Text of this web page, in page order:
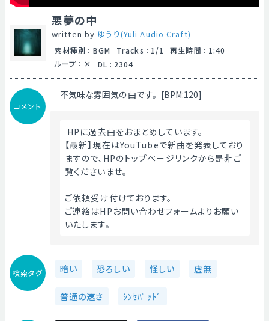
悪夢の中
written by ゆうり(Yuli Audio Craft)
素材種別 ： BGM Tracks ： 1/1 再生時間 ： 1:40
ループ ： DL ： 2304
コメント
不気味な雰囲気の曲です。[BPM:120]
HPに過去曲をおまとめしています。
【最新】現在はYouTubeで新曲を発表しており
ますので、HPのトップページリンクから是非ご
覧くださいませ。
ご依頼受け付けております。
ご連絡はHPお問い合わせフォームよりお願い
いたします。
検索タグ 暗い 恐ろしい 怪しい 虚無
普通の速さ ｼﾝｾﾊﾟｯﾄﾞ